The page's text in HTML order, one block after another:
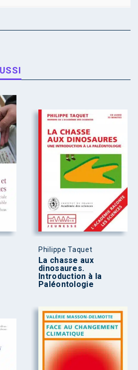
Philippe Taquet
La chasse aux
dinosaures.
Introduction à la
Paléontologie